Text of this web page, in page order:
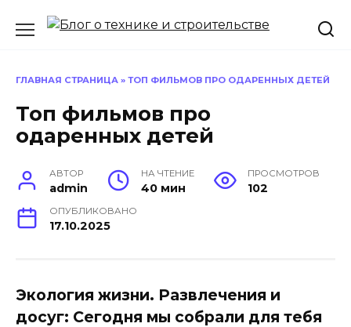
ГЛАВНАЯ СТРАНИЦА » ТОП ФИЛЬМОВ ПРО ОДАРЕННЫХ ДЕТЕЙ
Топ фильмов про
одаренных детей
АВТОР
admin
НА ЧТЕНИЕ
40 мин
ПРОСМОТРОВ
102
ОПУБЛИКОВАНО
17.10.2025
Экология жизни. Развлечения и
досуг: Сегодня мы собрали для тебя